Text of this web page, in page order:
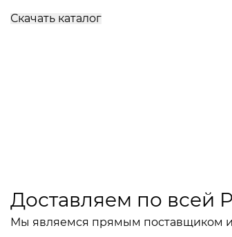
Скачать каталог
Доставляем по всей
Мы являемся прямым поставщиком